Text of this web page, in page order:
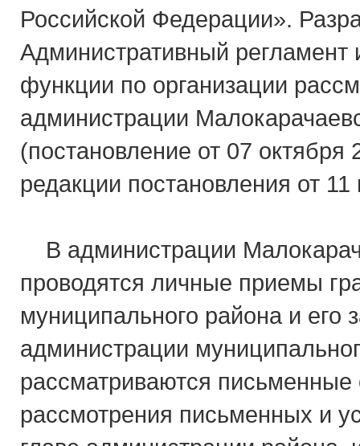
Российской Федерации».
Административный регламент
функции по организации
администрации
(постановление от 07
редакции постановления от
В администрации
проводятся личные приемы
муниципального района и его
администрации
рассматриваются
рассмотрения письменных и